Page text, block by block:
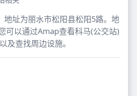
址为丽水市松阳县松阳5路。地
可以通过Amap查看科马(公交站)
及查找周边设施。